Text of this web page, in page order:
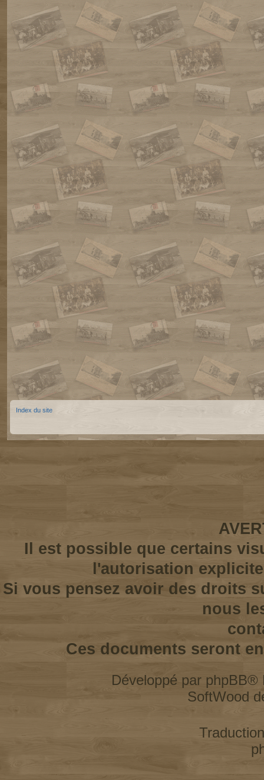
Index du site
Il est possible que certains
l'autorisation
Si vous pensez avoir des droits
nous
Ces documents seront
Développé par phpBB®
SoftWood